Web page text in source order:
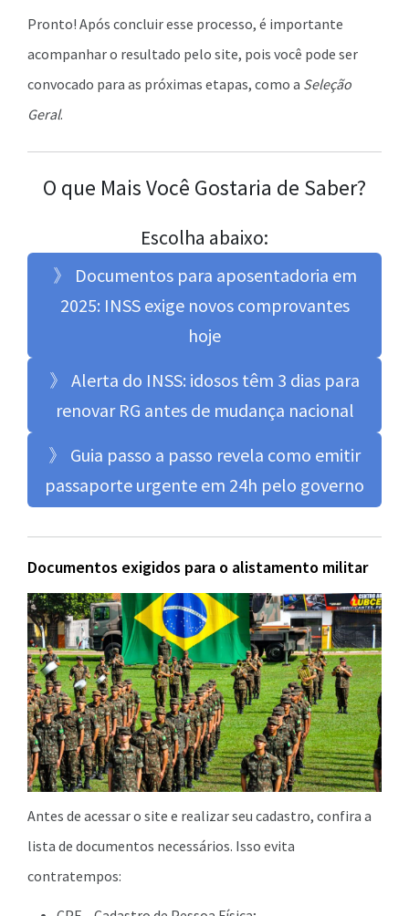
Pronto! Após concluir esse processo, é importante
acompanhar o resultado pelo site, pois você pode ser
convocado para as próximas etapas, como a Seleção
Geral.
O que Mais Você Gostaria de Saber?
Escolha abaixo:
》 Documentos para aposentadoria em
2025: INSS exige novos comprovantes
hoje
》 Alerta do INSS: idosos têm 3 dias para
renovar RG antes de mudança nacional
》 Guia passo a passo revela como emitir
passaporte urgente em 24h pelo governo
Documentos exigidos para o alistamento militar
Antes de acessar o site e realizar seu cadastro, confira a
lista de documentos necessários. Isso evita
contratempos: